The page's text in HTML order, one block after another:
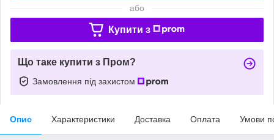
або
Купити з
Що таке купити з Пром?
Замовлення під захистом
Опис Характеристики Доставка Оплата Умови